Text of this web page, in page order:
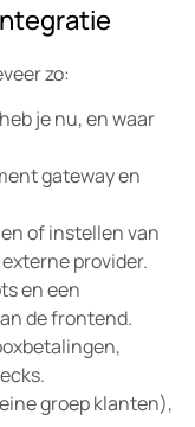
zo:
je nu, en waar
gateway en
of instellen van
provider.
en een
de frontend.
groep klanten),